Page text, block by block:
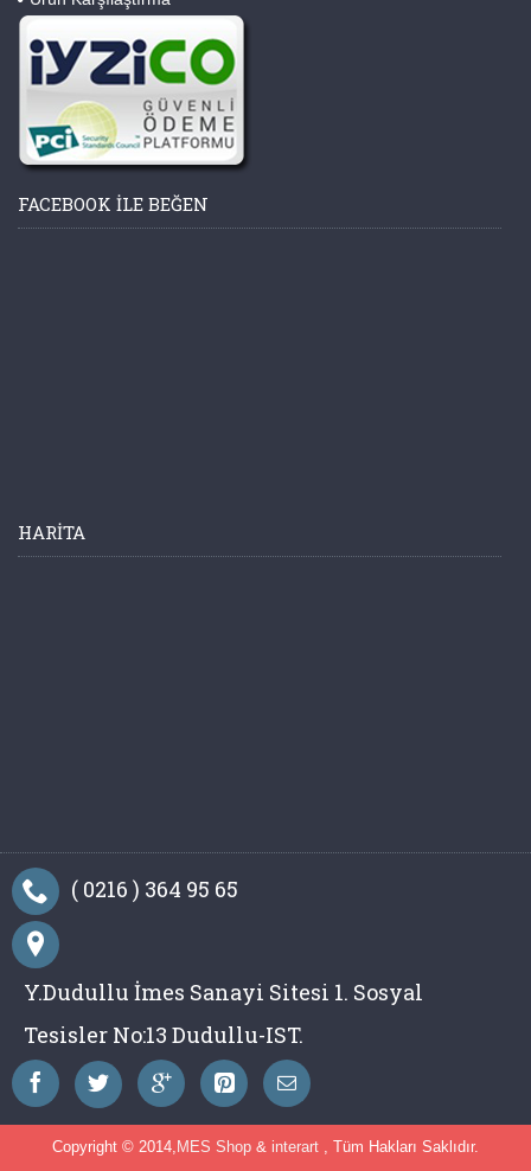
FACEBOOK ILE BEĞEN
HARITA
( 0216 ) 364 95 65
Y.Dudullu İmes Sanayi Sitesi 1. Sosyal
Tesisler No:13 Dudullu-IST.
Copyright © 2014, MES Shop & interart , Tüm Hakları Saklıdır.